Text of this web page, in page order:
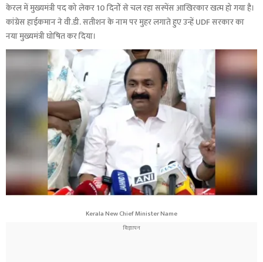
केरल में मुख्यमंत्री पद को लेकर 10 दिनों से चल रहा सस्पेंस आखिरकार खत्म हो गया है।
कांग्रेस हाईकमान ने वी.डी. सतीशन के नाम पर मुहर लगाते हुए उन्हें UDF सरकार का
नया मुख्यमंत्री घोषित कर दिया।
Kerala New Chief Minister Name